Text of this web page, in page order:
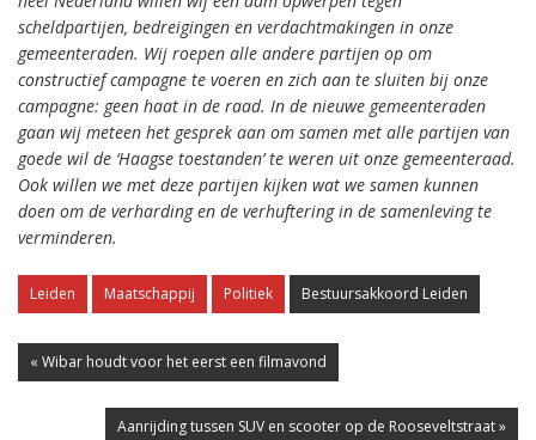
scheldpartijen, bedreigingen en verdachtmakingen in onze
gemeenteraden. Wij roepen alle andere partijen op om
constructief campagne te voeren en zich aan te sluiten bij onze
campagne: geen haat in de raad. In de nieuwe gemeenteraden
gaan wij meteen het gesprek aan om samen met alle partijen van
goede wil de ‘Haagse toestanden’ te weren uit onze gemeenteraad.
Ook willen we met deze partijen kijken wat we samen kunnen
doen om de verharding en de verhuftering in de samenleving te
verminderen.
Leiden Maatschappij Politiek Bestuursakkoord Leiden
« Wibar houdt voor het eerst een filmavond
Aanrijding tussen SUV en scooter op de Rooseveltstraat »